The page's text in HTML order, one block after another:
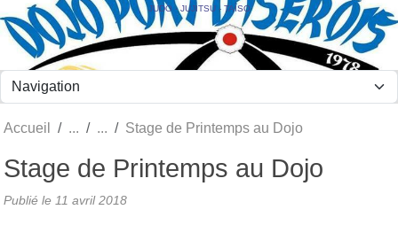
JUDO - JUJITSU - TAÏSO
Accueil Stage de Printemps au Dojo
Stage de Printemps au Dojo
Publié le 11 avril 2018
Panneau de gestion des cookies